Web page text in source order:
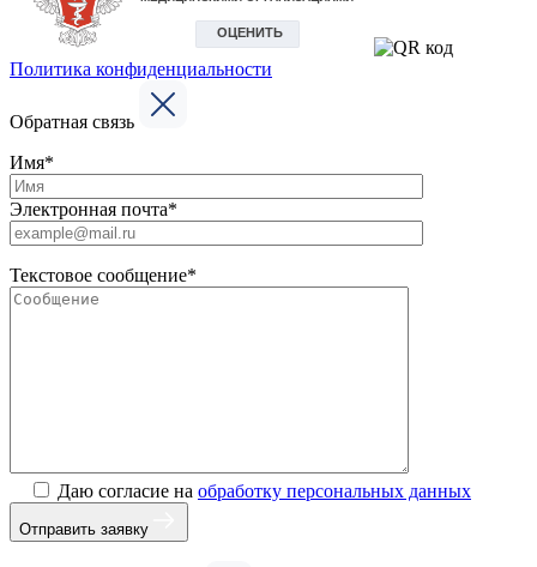
Политика конфиденциальности
Обратная связь
Имя*
Электронная почта*
Текстовое сообщение*
Даю согласие на обработку персональных данных
Отправить заявку